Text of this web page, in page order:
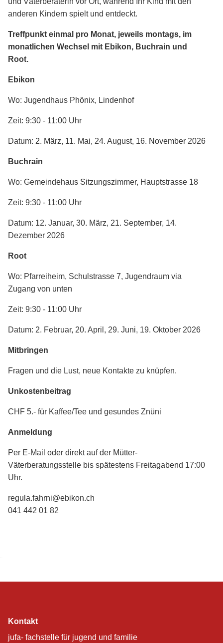
anderen Kindern spielt und entdeckt.
Treffpunkt einmal pro Monat, jeweils montags, im
monatlichen Wechsel mit Ebikon, Buchrain und
Root.
Ebikon
Wo: Jugendhaus Phönix, Lindenhof
Zeit: 9:30 - 11:00 Uhr
Datum: 2. März, 11. Mai, 24. August, 16. November 2026
Buchrain
Wo: Gemeindehaus Sitzungszimmer, Hauptstrasse 18
Zeit: 9:30 - 11:00 Uhr
Datum: 12. Januar, 30. März, 21. September, 14.
Dezember 2026
Root
Wo: Pfarreiheim, Schulstrasse 7, Jugendraum via
Zugang von unten
Zeit: 9:30 - 11:00 Uhr
Datum: 2. Februar, 20. April, 29. Juni, 19. Oktober 2026
Mitbringen
Fragen und die Lust, neue Kontakte zu knüpfen.
Unkostenbeitrag
CHF 5.- für Kaffee/Tee und gesundes Znüni
Anmeldung
Per E-Mail oder direkt auf der Mütter-
Väterberatungsstelle bis spätestens Freitagabend 17:00
Uhr.
regula.fahrni@ebikon.ch
041 442 01 82
Kontakt
jufa- fachstelle für jugend und familie